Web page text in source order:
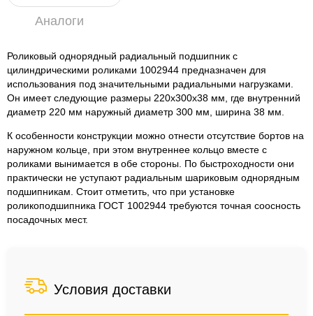
Аналоги
Роликовый однорядный радиальный подшипник с
цилиндрическими роликами 1002944 предназначен для
использования под значительными радиальными нагрузками.
Он имеет следующие размеры 220x300x38 мм, где внутренний
диаметр 220 мм наружный диаметр 300 мм, ширина 38 мм.
К особенности конструкции можно отнести отсутствие бортов на
наружном кольце, при этом внутреннее кольцо вместе с
роликами вынимается в обе стороны. По быстроходности они
практически не уступают радиальным шариковым однорядным
подшипникам. Стоит отметить, что при установке
роликоподшипника ГОСТ 1002944 требуются точная соосность
посадочных мест.
Условия доставки